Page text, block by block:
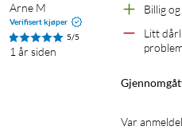
Arne M
Verifisert kjøper
5/5
1 år siden
Billig
Litt
Var